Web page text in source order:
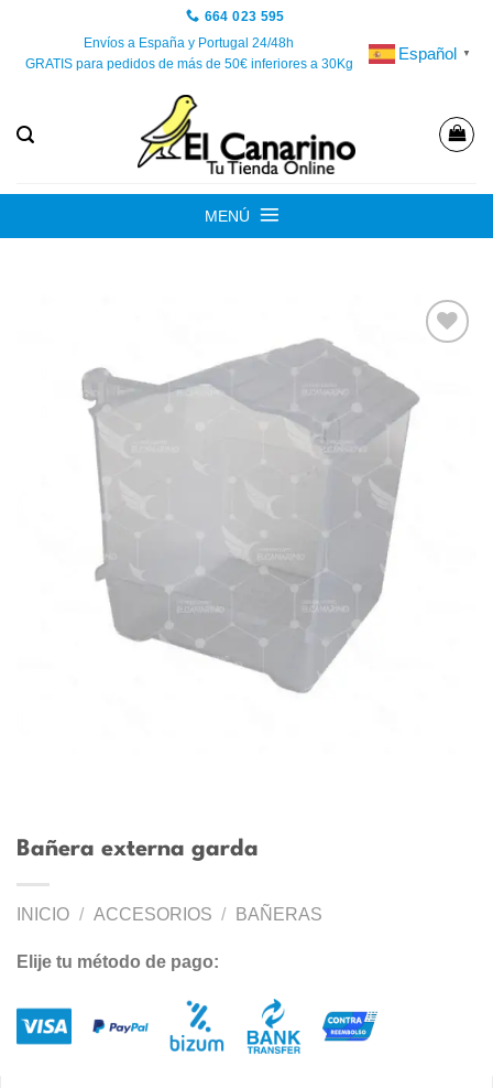
contenido
664 023 595
Envíos a España y Portugal 24/48h
GRATIS para pedidos de más de 50€ inferiores a 30Kg
Español ▼
MENÚ
Añadir
Bañera externa garda
INICIO / ACCESORIOS / BAÑERAS
Elije tu método de pago: